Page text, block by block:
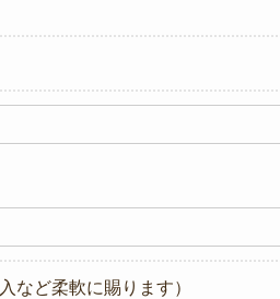
など柔軟に賜ります）